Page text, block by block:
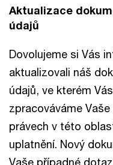
Aktualizace
údajů
Dovolujeme si Vás
aktualizovali náš
údajů, ve kterém
zpracováváme
právech v této
uplatnění. Nový
Vaše případné